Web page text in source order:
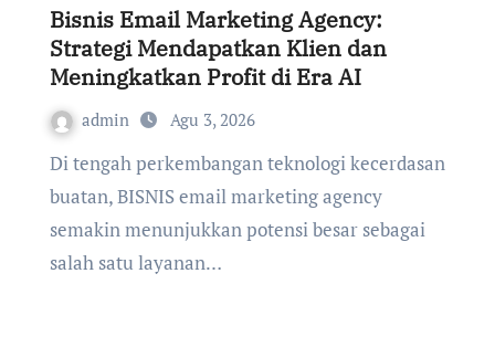
Bisnis Email Marketing Agency:
Strategi Mendapatkan Klien dan
Meningkatkan Profit di Era AI
admin Agu 3, 2026
Di tengah perkembangan teknologi kecerdasan
buatan, BISNIS email marketing agency
semakin menunjukkan potensi besar sebagai
salah satu layanan…